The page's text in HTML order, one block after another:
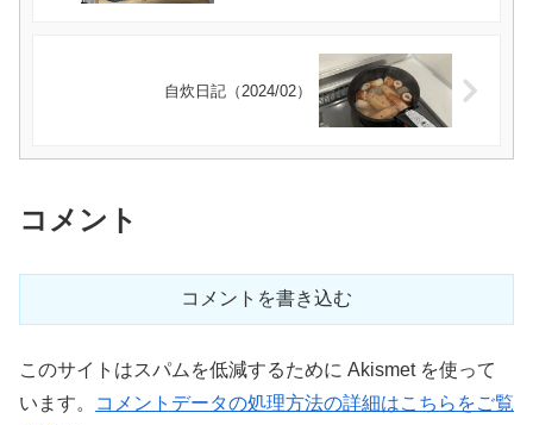
自炊日記（2024/02）
コメント
コメントを書き込む
このサイトはスパムを低減するために Akismet を使って
います。
コメントデータの処理方法の詳細はこちらをご覧